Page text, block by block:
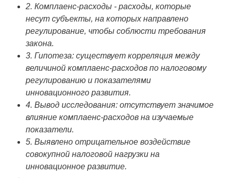
2. Комплаенс-расходы - расходы, которые
несут субъекты, на которых направлено
регулирование, чтобы соблюсти требования
закона.
3. Гипотеза: существует корреляция между
величиной комплаенс-расходов по налоговому
регулированию и показателями
инновационного развития.
4. Вывод исследования: отсутствует значимое
влияние комплаенс-расходов на изучаемые
показатели.
5. Выявлено отрицательное воздействие
совокупной налоговой нагрузки на
инновационное развитие.